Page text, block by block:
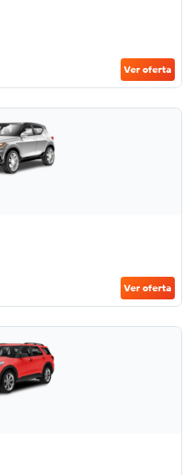
Ver oferta
Ver oferta